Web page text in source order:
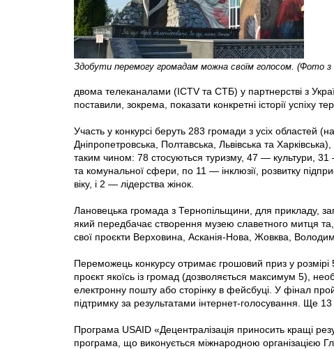
Здобути перемогу громадам можна своїм голосом. (Фото
двома телеканалами (ICTV та СТБ) у партнерстві з
поставили, зокрема, показати конкретні історії успіху
Участь у конкурсі беруть 283 громади з усіх областей
Дніпропетровська, Полтавська, Львівська та
таким чином: 78 стосуються туризму, 47 — культури,
та комунальної сфери, по 11 — інклюзії, розвитку
віку, і 2 — лідерства жінок.
Лановецька громада з Тернопільщини, для прикладу,
який передбачає створення музею славетного митця
свої проєкти Верховина, Асканія-Нова, Жовква,
Переможець конкурсу отримає грошовий приз у розмірі
проєкт якоїсь iз громад (дозволяється максимум 5),
електронну пошту або сторінку в фейсбуцi. У фінал
підтримку за результатами інтернет-голосування. Ще
Програма USAID «Децентралізація приносить кращі
програма, що виконується міжнародною організацією